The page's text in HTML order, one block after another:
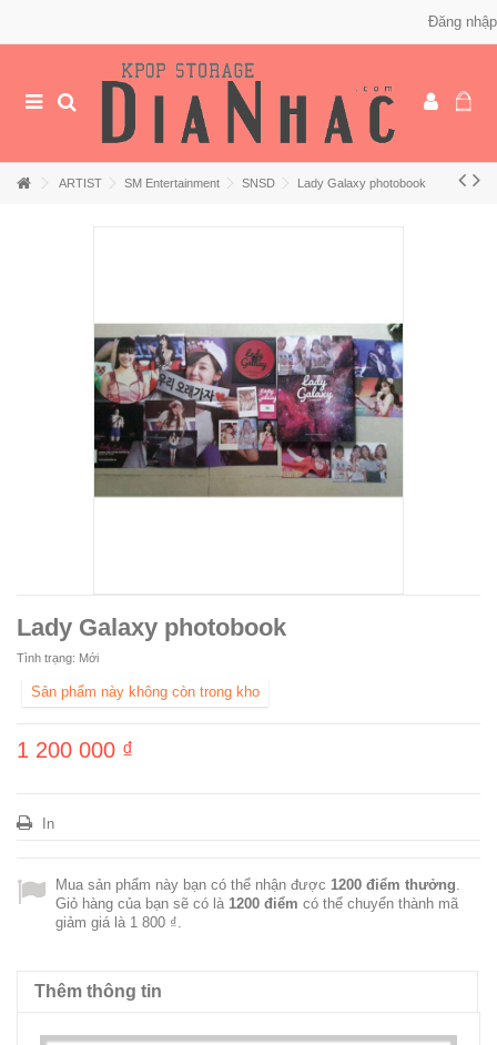
Đăng nhập
ARTIST SM Entertainment SNSD Lady Galaxy photobook
Lady Galaxy photobook
Tình trạng: Mới
Sản phẩm này không còn trong kho
1 200 000 ₫
In
Mua sản phẩm này bạn có thể nhận được 1200 điểm thưởng
Giỏ hàng của bạn sẽ có là 1200 điểm có thể chuyển thành mã
giảm giá là 1 800 ₫
Thêm thông tin